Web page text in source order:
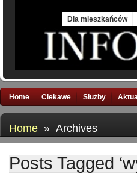
Dla mieszkańców
Home Ciekawe Służby
Home » Archives
Posts Tagged